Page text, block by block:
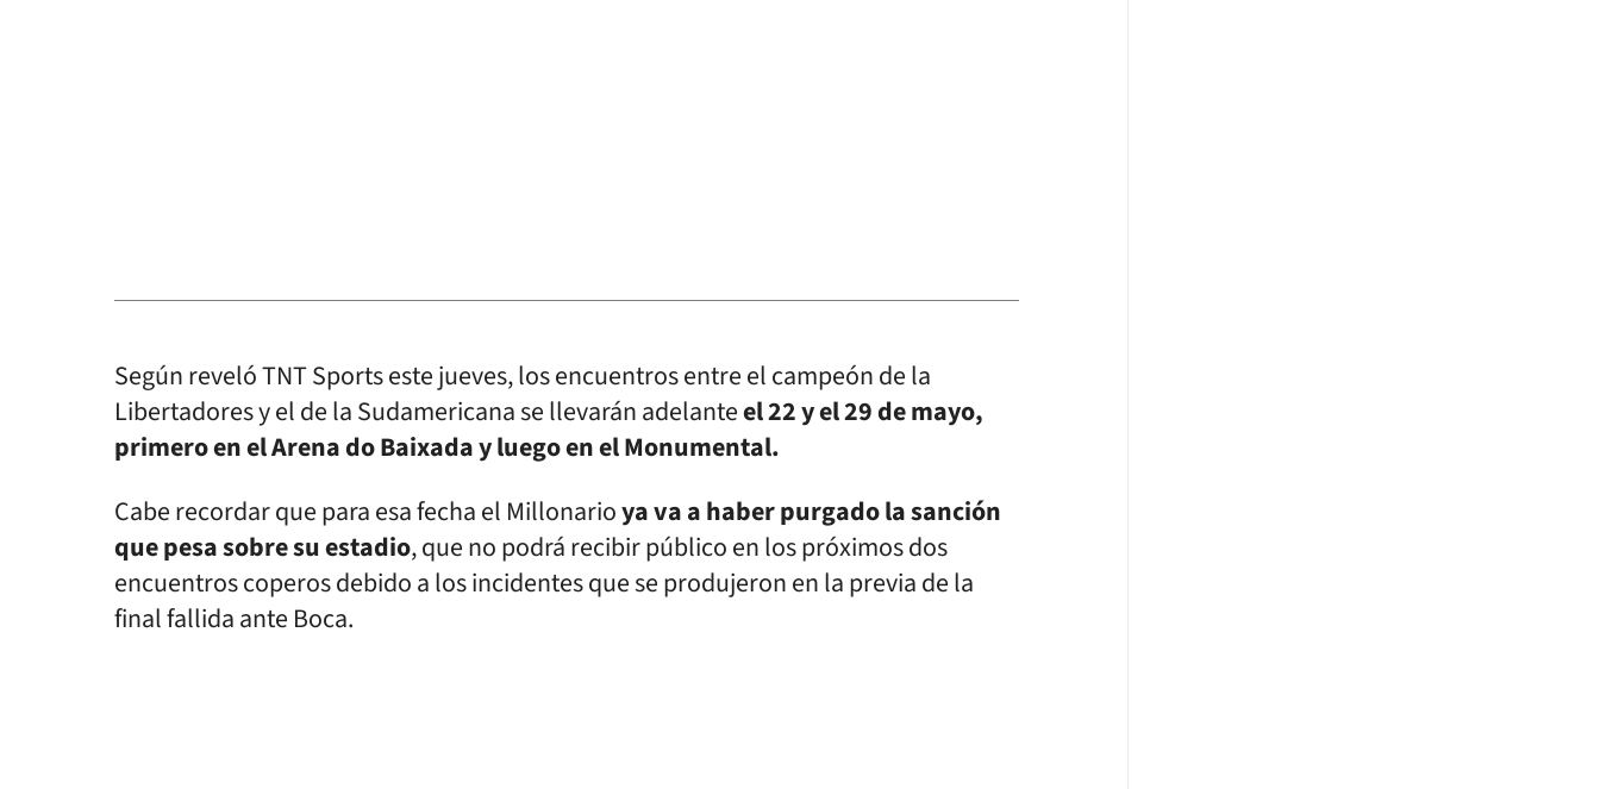
Según reveló TNT Sports este jueves, los encuentros entre el campeón de la
Libertadores y el de la Sudamericana se llevarán adelanteel 22 y el 29 de mayo,
primero en el Arena do Baixada y luego en el Monumental.
Cabe recordar que para esa fecha el Millonarioya va a haber purgado la sanción
que pesa sobre su estadio, que no podrá recibir público en los próximos dos
encuentros coperos debido a los incidentes que se produjeron en la previa de la
final fallida ante Boca.